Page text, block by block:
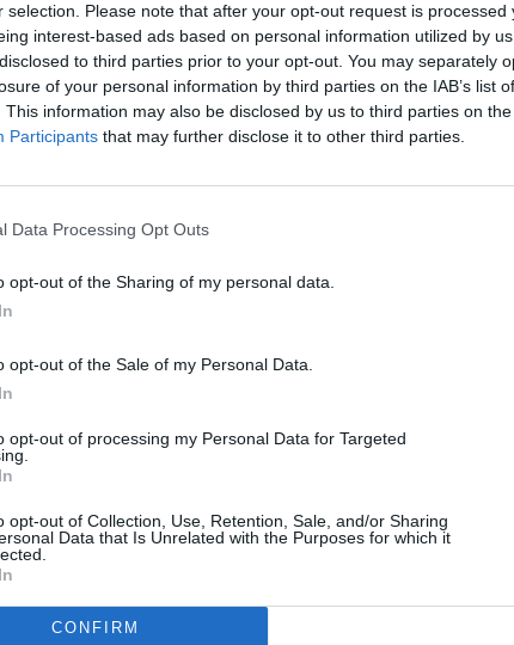
selection. Please note that after your opt-out request is processed
interest-based ads based on personal information utilized by
to third parties prior to your opt-out. You may separately
of your personal information by third parties on the IAB’s list
This information may also be disclosed by us to third parties on the
Participants that may further disclose it to other third parties.
Data Processing Opt Outs
opt-out of the Sharing of my personal data.
opt-out of the Sale of my Personal Data.
opt-out of processing my Personal Data for Targeted
opt-out of Collection, Use, Retention, Sale, and/or Sharing
Data that Is Unrelated with the Purposes for which it
CONFIRM
Pimen are o pneumonie în formă medie
vârsta domniei sale, s-a decis
Va fi un tratament de terapie intensivă,
ministrul Sănătății, Nelu Tătaru.
16 aprilie. Atunci ar fi participat la o
arhipiscopul a oficiat, împreună cu alţi
a mănăstirii „Sfântul Ioan”, din
din noaptea de Înviere.
cult vor trebui să facă testul pentru
Publică va trebui să facă o anchetă
în localitatea Brebănu, din judeţul Buzău.